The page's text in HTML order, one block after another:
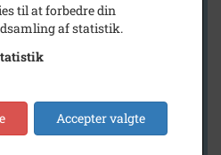
til at forbedre din
af statistik.
Accepter valgte